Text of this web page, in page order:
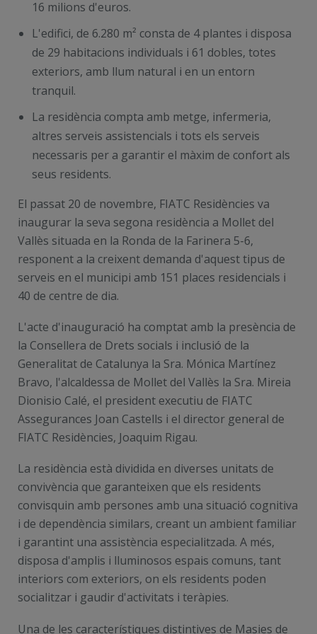
16 milions d'euros.
L'edifici, de 6.280 m² consta de 4 plantes i disposa
de 29 habitacions individuals i 61 dobles, totes
exteriors, amb llum natural i en un entorn
tranquil.
La residència compta amb metge, infermeria,
altres serveis assistencials i tots els serveis
necessaris per a garantir el màxim de confort als
seus residents.
El passat 20 de novembre, FIATC Residències va
inaugurar la seva segona residència a Mollet del
Vallès situada en la Ronda de la Farinera 5-6,
responent a la creixent demanda d'aquest tipus de
serveis en el municipi amb 151 places residencials i
40 de centre de dia.
L'acte d'inauguració ha comptat amb la presència de
la Consellera de Drets socials i inclusió de la
Generalitat de Catalunya la Sra. Mónica Martínez
Bravo, l'alcaldessa de Mollet del Vallès la Sra. Mireia
Dionisio Calé, el president executiu de FIATC
Assegurances Joan Castells i el director general de
FIATC Residències, Joaquim Rigau.
La residència està dividida en diverses unitats de
convivència que garanteixen que els residents
convisquin amb persones amb una situació cognitiva
i de dependència similars, creant un ambient familiar
i garantint una assistència especialitzada. A més,
disposa d'amplis i lluminosos espais comuns, tant
interiors com exteriors, on els residents poden
socialitzar i gaudir d'activitats i teràpies.
Una de les característiques distintives de Masies de